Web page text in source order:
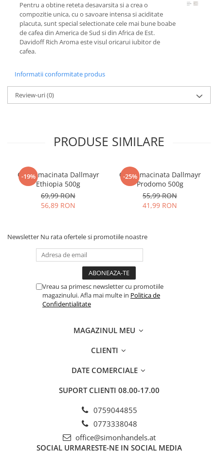
Pentru a obtine reteta desavarsita si a crea o
compozitie unica, cu o savoare intensa si aciditate
placuta, sunt special selectionate cele mai bune boabe
de cafea din America de Sud si din Africa de Est.
Davidoff Rich Aroma este visul oricarui iubitor de
cafea.
Informatii conformitate produs
Review-uri(0)
PRODUSE SIMILARE
-19%
Cafea macinata Dallmayr
Ethiopia 500g
69,99 RON
56,89 RON
-25%
Cafea macinata Dallmayr
Prodomo 500g
55,99 RON
41,99 RON
Newsletter Nu rata ofertele si promotiile noastre
Vreau sa primesc newsletter cu promotiile
magazinului. Afla mai multe in Politica de
Confidentialitate
MAGAZINUL MEU
CLIENTI
DATE COMERCIALE
SUPORT CLIENTI 08.00-17.00
0759044855
0773338048
office@simonhandels.at
SOCIAL URMARESTE-NE IN SOCIAL MEDIA